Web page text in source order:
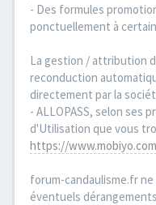
- Des formules
ponctuellement à
La gestion / attribution
reconduction
directement par la
- ALLOPASS, selon ses
d'Utilisation que vous
https://
forum-candaulisme.fr
éventuels